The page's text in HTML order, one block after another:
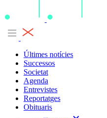
Últimes notícies
Successos
Societat
Agenda
Entrevistes
Reportatges
Obituaris